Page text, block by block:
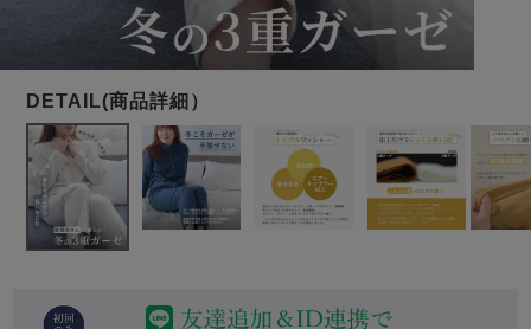
秋 冬
ガールズパジャマ
売れ筋ランキング
売れ筋ランキング
- Item Ranking -
- New Arrival -
目的別でさがす一覧はこちら
すべてのメン
ズ
パジャマ
長袖 半袖 七分袖
前開き かぶり スリーパー
上着単品